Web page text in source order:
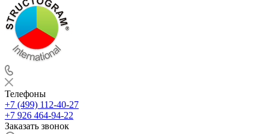
Телефоны
+7 (499) 112-40-27
+7 926 464-94-22
Заказать звонок